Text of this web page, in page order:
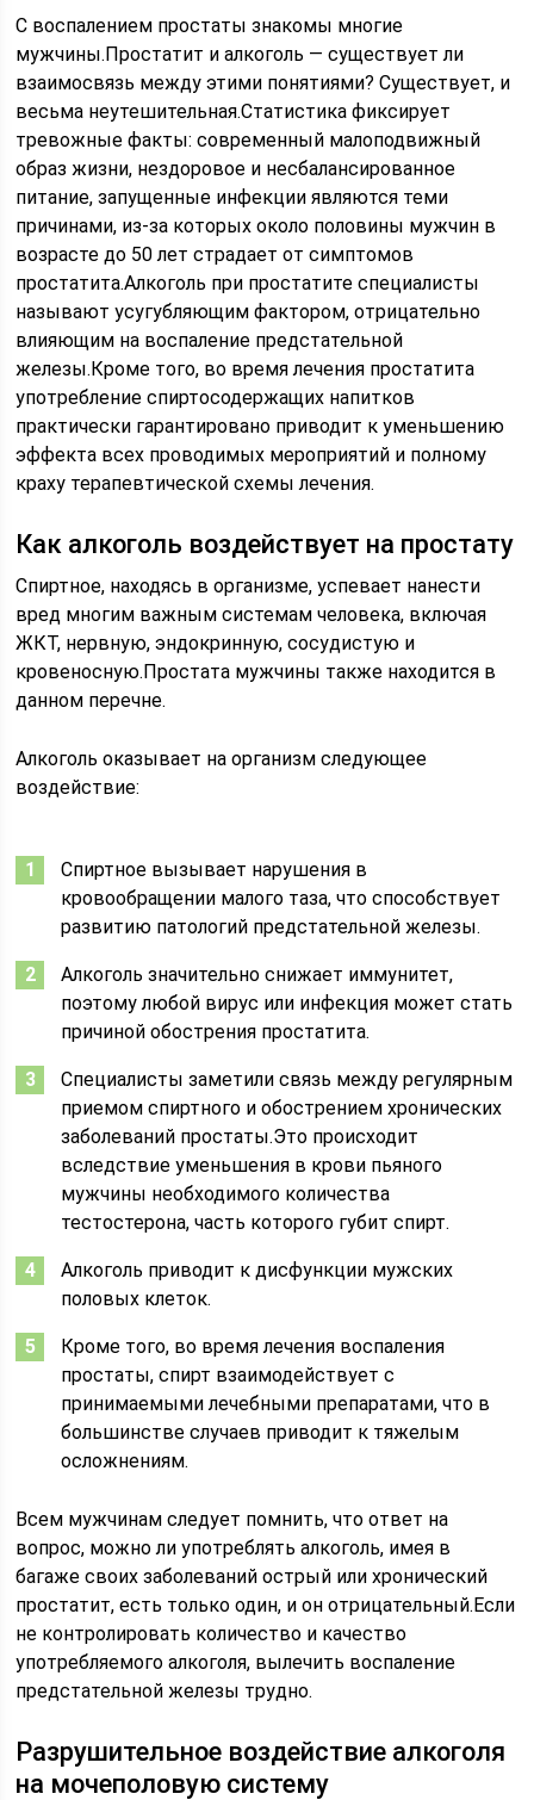
С воспалением простаты знакомы многие
мужчины.Простатит и алкоголь — существует ли
взаимосвязь между этими понятиями? Существует, и
весьма неутешительная.Статистика фиксирует
тревожные факты: современный малоподвижный
образ жизни, нездоровое и несбалансированное
питание, запущенные инфекции являются теми
причинами, из-за которых около половины мужчин в
возрасте до 50 лет страдает от симптомов
простатита.Алкоголь при простатите специалисты
называют усугубляющим фактором, отрицательно
влияющим на воспаление предстательной
железы.Кроме того, во время лечения простатита
употребление спиртосодержащих напитков
практически гарантировано приводит к уменьшению
эффекта всех проводимых мероприятий и полному
краху терапевтической схемы лечения.
Как алкоголь воздействует на простату
Спиртное, находясь в организме, успевает нанести
вред многим важным системам человека, включая
ЖКТ, нервную, эндокринную, сосудистую и
кровеносную.Простата мужчины также находится в
данном перечне.
Алкоголь оказывает на организм следующее
воздействие:
Спиртное вызывает нарушения в
кровообращении малого таза, что способствует
развитию патологий предстательной железы.
Алкоголь значительно снижает иммунитет,
поэтому любой вирус или инфекция может стать
причиной обострения простатита.
Специалисты заметили связь между регулярным
приемом спиртного и обострением хронических
заболеваний простаты.Это происходит
вследствие уменьшения в крови пьяного
мужчины необходимого количества
тестостерона, часть которого губит спирт.
Алкоголь приводит к дисфункции мужских
половых клеток.
Кроме того, во время лечения воспаления
простаты, спирт взаимодействует с
принимаемыми лечебными препаратами, что в
большинстве случаев приводит к тяжелым
осложнениям.
Всем мужчинам следует помнить, что ответ на
вопрос, можно ли употреблять алкоголь, имея в
багаже своих заболеваний острый или хронический
простатит, есть только один, и он отрицательный.Если
не контролировать количество и качество
употребляемого алкоголя, вылечить воспаление
предстательной железы трудно.
Разрушительное воздействие алкоголя
на мочеполовую систему